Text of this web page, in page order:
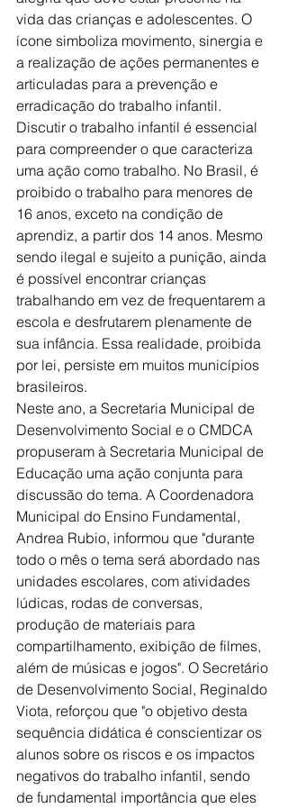
vida das crianças e adolescentes. O
ícone simboliza movimento, sinergia e
a realização de ações permanentes e
articuladas para a prevenção e
erradicação do trabalho infantil.
Discutir o trabalho infantil é essencial
para compreender o que caracteriza
uma ação como trabalho. No Brasil, é
proibido o trabalho para menores de
16 anos, exceto na condição de
aprendiz, a partir dos 14 anos. Mesmo
sendo ilegal e sujeito a punição, ainda
é possível encontrar crianças
trabalhando em vez de frequentarem a
escola e desfrutarem plenamente de
sua infância. Essa realidade, proibida
por lei, persiste em muitos municípios
brasileiros.
Neste ano, a Secretaria Municipal de
Desenvolvimento Social e o CMDCA
propuseram à Secretaria Municipal de
Educação uma ação conjunta para
discussão do tema. A Coordenadora
Municipal do Ensino Fundamental,
Andrea Rubio, informou que "durante
todo o mês o tema será abordado nas
unidades escolares, com atividades
lúdicas, rodas de conversas,
produção de materiais para
compartilhamento, exibição de filmes,
além de músicas e jogos". O Secretário
de Desenvolvimento Social, Reginaldo
Viota, reforçou que "o objetivo desta
sequência didática é conscientizar os
alunos sobre os riscos e os impactos
negativos do trabalho infantil, sendo
de fundamental importância que eles